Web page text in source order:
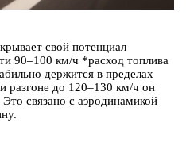
свой потенциал
90–100 км/ч *расход топлива
держится в пределах
разгоне до 120–130 км/ч он
связано с аэродинамикой